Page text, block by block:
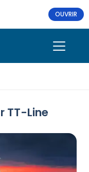
OUVRIR
TT-Line